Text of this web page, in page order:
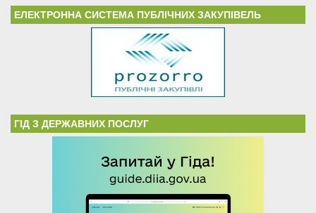
ЕЛЕКТРОННА СИСТЕМА ПУБЛІЧНИХ ЗАКУПІВЕЛЬ
ГІД З ДЕРЖАВНИХ ПОСЛУГ